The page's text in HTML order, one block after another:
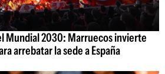
Mundial 2030: Marruecos invierte
arrebatar la sede a España